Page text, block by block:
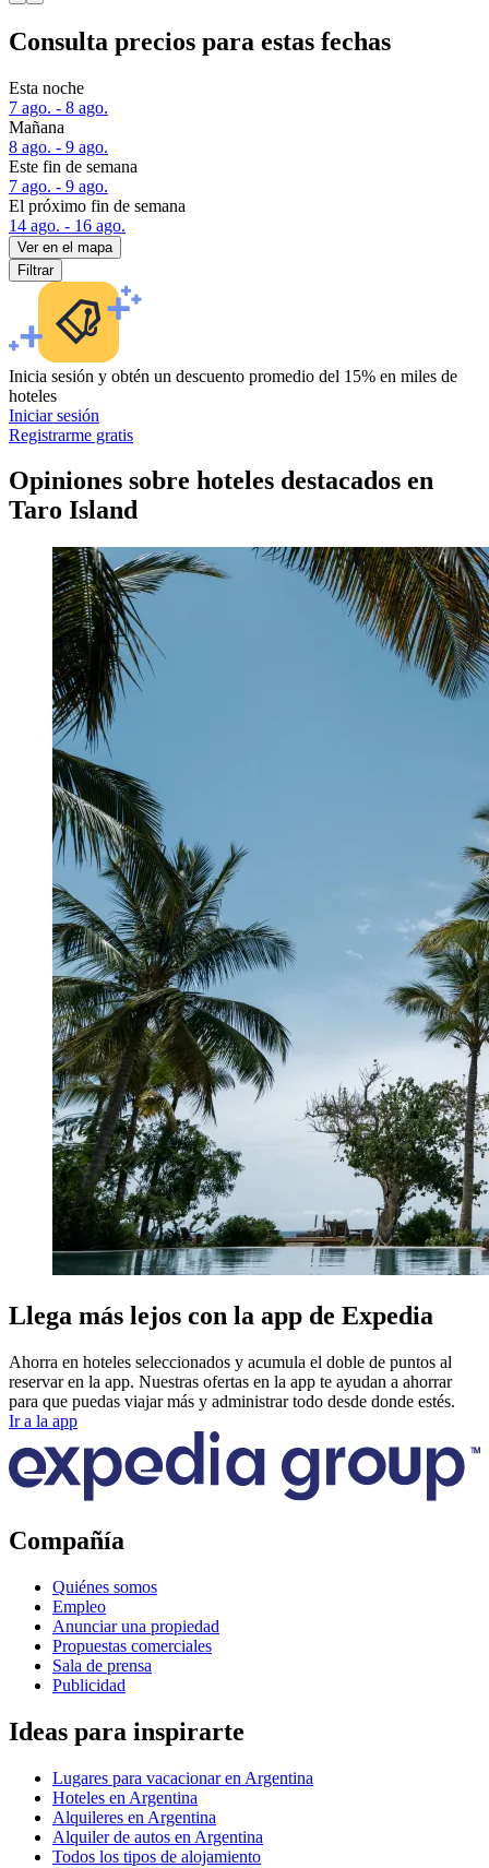
Consulta precios para estas fechas
Esta noche
7 ago. - 8 ago.
Mañana
8 ago. - 9 ago.
Este fin de semana
7 ago. - 9 ago.
El próximo fin de semana
14 ago. - 16 ago.
Ver en el mapa
Filtrar
Inicia sesión y obtén un descuento promedio del 15% en miles de
hoteles
Iniciar sesión
Registrarme gratis
Opiniones sobre hoteles destacados en
Taro Island
Llega más lejos con la app de Expedia
Ahorra en hoteles seleccionados y acumula el doble de puntos al
reservar en la app. Nuestras ofertas en la app te ayudan a ahorrar
para que puedas viajar más y administrar todo desde donde estés.
Ir a la app
Compañía
Quiénes somos
Empleo
Anunciar una propiedad
Propuestas comerciales
Sala de prensa
Publicidad
Ideas para inspirarte
Lugares para vacacionar en Argentina
Hoteles en Argentina
Alquileres en Argentina
Alquiler de autos en Argentina
Todos los tipos de alojamiento